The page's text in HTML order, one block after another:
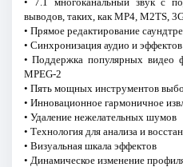
выводов, таких, как MP4, M2TS,
• Прямое редактирование
• Синхронизация аудио и эффектов
• Поддержка популярных видео
MPEG-2
• Пять мощных инструментов
• Инновационное гармоничное
• Удаление нежелательных шумов
• Технология для анализа и
• Визуальная шкала эффектов
• Динамическое изменение